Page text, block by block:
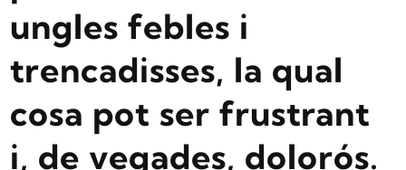
ungles febles i
trencadisses, la qual
cosa pot ser frustrant
i, de vegades, dolorós.